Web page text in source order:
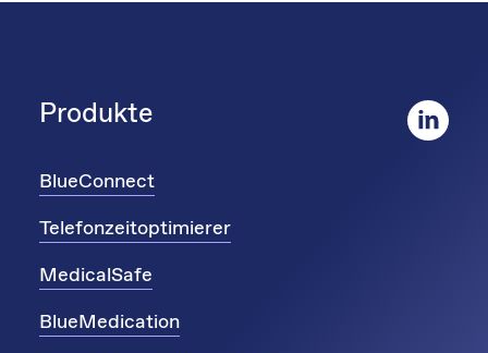
Produkte
BlueConnect
Telefonzeitoptimierer
MedicalSafe
BlueMedication